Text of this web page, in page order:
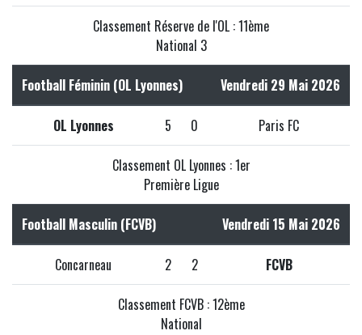
Classement Réserve de l'OL : 11ème
National 3
Football Féminin (OL Lyonnes) Vendredi 29 Mai 2026
OL Lyonnes 5 0 Paris FC
Classement OL Lyonnes : 1er
Première Ligue
Football Masculin (FCVB) Vendredi 15 Mai 2026
Concarneau 2 2 FCVB
Classement FCVB : 12ème
National